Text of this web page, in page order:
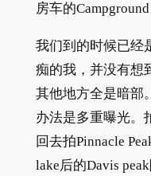
房车的
我们到的时候已经
痴的我，并没有想
其他地方全是暗部
办法是多重曝光。
回去拍Pinnacle
lake后的Davis peak